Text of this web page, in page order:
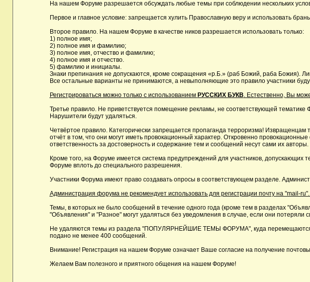
На нашем Форуме разрешается обсуждать любые темы при соблюдении нескольких
Первое и главное условие: запрещается хулить Православную веру и использовать
Второе правило. На нашем Форуме в качестве ников разрешается использовать только:
1) полное имя;
2) полное имя и фамилию;
3) полное имя, отчество и фамилию;
4) полное имя и отчество.
5) фамилию и инициалы.
Знаки препинания не допускаются, кроме сокращения «р.Б.» (раб Божий, раба Божия).
Все остальные варианты не принимаются, а невыполняющие это правило участники
Регистрироваться можно только с использованием РУССКИХ БУКВ. Естественно, Вы
Третье правило. Не приветствуется помещение рекламы, не соответствующей
Нарушители будут удаляться.
Четвёртое правило. Категорически запрещается пропаганда терроризма!
отчёт в том, что они могут иметь провокационный характер. Откровенно
ответственность за достоверность и содержание тем и сообщений несут сами их авторы.
Кроме того, на Форуме имеется система предупреждений для участников,
Форуме вплоть до специального разрешения.
Участники Форума имеют право создавать опросы в соответствующем разделе.
Администрация форума не рекомендует использовать для регистрации почту на "mail-
Темы, в которых не было сообщений в течение одного года (кроме тем в разделах
"Объявления" и "Разное" могут удаляться без уведомления в случае, если они потеряли
Не удаляются темы из раздела "ПОПУЛЯРНЕЙШИЕ ТЕМЫ ФОРУМА", куда перемещаются
подано не менее 400 сообщений.
Внимание! Регистрация на нашем Форуме означает Ваше согласие на получение
Желаем Вам полезного и приятного общения на нашем Форуме!